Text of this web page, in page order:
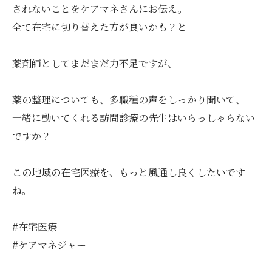
されないことをケアマネさんにお伝え。
全て在宅に切り替えた方が良いかも？と
薬剤師としてまだまだ力不足ですが、
薬の整理についても、多職種の声をしっかり聞いて、
一緒に動いてくれる訪問診療の先生はいらっしゃらない
ですか？
この地域の在宅医療を、もっと風通し良くしたいです
ね。
#在宅医療
#ケアマネジャー